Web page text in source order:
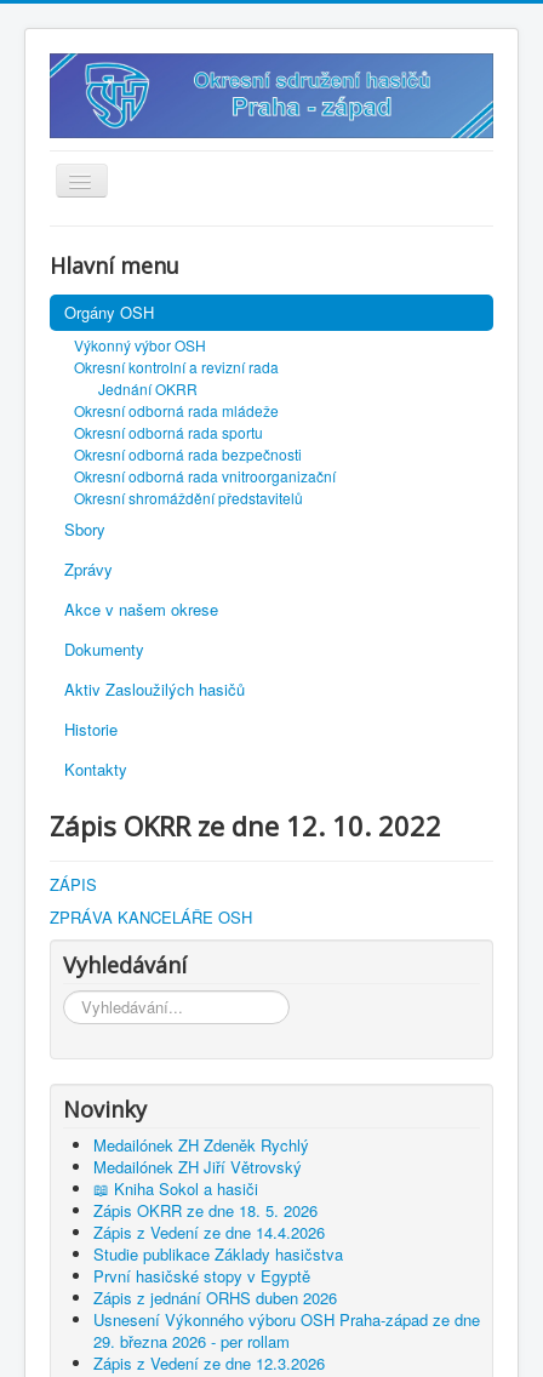
? Sdílený disk
? Připravený občan
✍️ Přihlášky
? Směrnice
? Soutěže 2026
Hlavní menu
Orgány OSH
Výkonný výbor OSH
Okresní kontrolní a revizní rada
Jednání OKRR
Okresní odborná rada mládeže
Okresní odborná rada sportu
Okresní odborná rada bezpečnosti
Okresní odborná rada vnitroorganizační
Okresní shromáždění představitelů
Sbory
Zprávy
Akce v našem okrese
Dokumenty
Aktiv Zasloužilých hasičů
Historie
Kontakty
Zápis OKRR ze dne 12. 10. 2022
ZÁPIS
ZPRÁVA KANCELÁŘE OSH
Vyhledávání
Vyhledávání...
Novinky
Medailónek ZH Zdeněk Rychlý
Medailónek ZH Jiří Větrovský
📖 Kniha Sokol a hasiči
Zápis OKRR ze dne 18. 5. 2026
Zápis z Vedení ze dne 14.4.2026
Studie publikace Základy hasičstva
První hasičské stopy v Egyptě
Zápis z jednání ORHS duben 2026
Usnesení Výkonného výboru OSH Praha-západ ze dne
29. března 2026 - per rollam
Zápis z Vedení ze dne 12.3.2026